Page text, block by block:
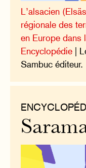
L’alsacien
régionale des
en Europe dans
Encyclopédie |
Sambuc éditeur.